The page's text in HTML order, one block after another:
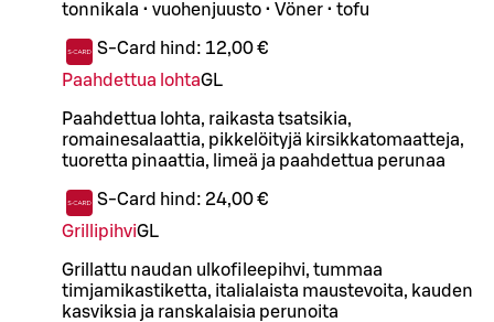
tonnikala • vuohenjuusto • Vöner • tofu
S-Card hind: 12,00 €
Paahdettua lohtaGL
Paahdettua lohta, raikasta tsatsikia,
romainesalaattia, pikkelöityjä kirsikkatomaatteja,
tuoretta pinaattia, limeä ja paahdettua perunaa
S-Card hind: 24,00 €
GrillipihviGL
Grillattu naudan ulkofileepihvi, tummaa
timjamikastiketta, italialaista maustevoita, kauden
kasviksia ja ranskalaisia perunoita